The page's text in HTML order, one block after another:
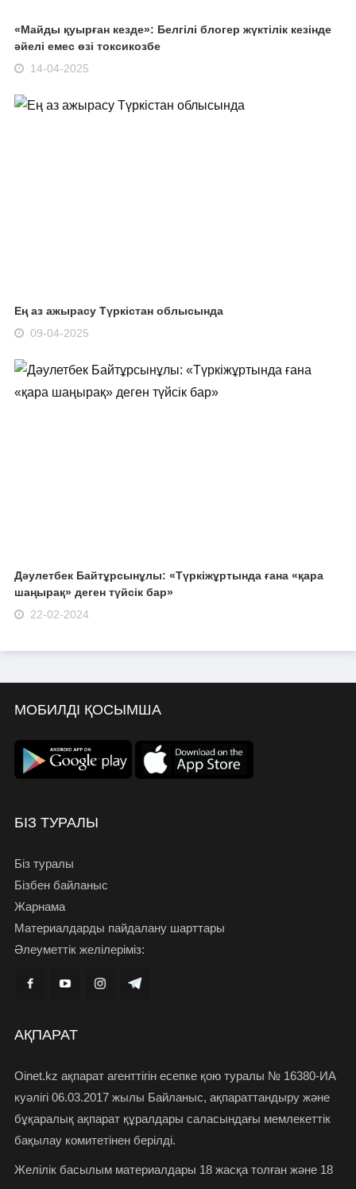
«Майды қуырған кезде»: Белгілі блогер жүктілік кезінде
әйелі емес өзі токсикозбе
14-04-2025
Ең аз ажырасу Түркістан облысында
09-04-2025
Дәулетбек Байтұрсынұлы: «Түркіжұртында ғана «қара
шаңырақ» деген түйсік бар»
22-02-2024
МОБИЛДІ ҚОСЫМША
БІЗ ТУРАЛЫ
Біз туралы
Бізбен байланыс
Жарнама
Материалдарды пайдалану шарттары
Әлеуметтік желілеріміз:
АҚПАРАТ
Oinet.kz ақпарат агенттігін есепке қою туралы № 16380-ИА
куәлігі 06.03.2017 жылы Байланыс, ақпараттандыру және
бұқаралық ақпарат құралдары саласындағы мемлекеттік
бақылау комитетінен берілді.
Желілік басылым материалдары 18 жасқа толған және 18